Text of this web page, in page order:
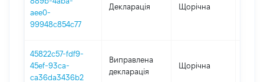
aee0-
99948c854c77
Декларація Щорічна
45822c57-fdf9-
45ef-93ca-
ca36da3436b2
Виправлена
декларація
Щорічна